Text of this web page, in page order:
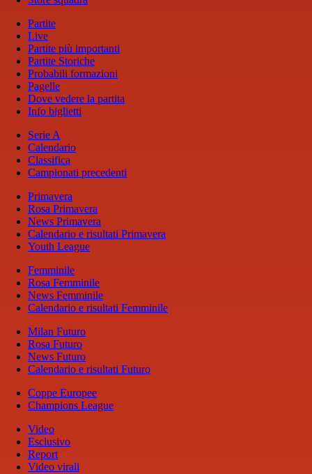
Partite
Live
Partite più importanti
Partite Storiche
Probabili formazioni
Pagelle
Dove vedere la partita
Info biglietti
Serie A
Calendario
Classifica
Campionati precedenti
Primavera
Rosa Primavera
News Primavera
Calendario e risultati Primavera
Youth League
Femminile
Rosa Femminile
News Femminile
Calendario e risultati Femminile
Milan Futuro
Rosa Futuro
News Futuro
Calendario e risultati Futuro
Coppe Europee
Champions League
Video
Esclusivo
Report
Video virali